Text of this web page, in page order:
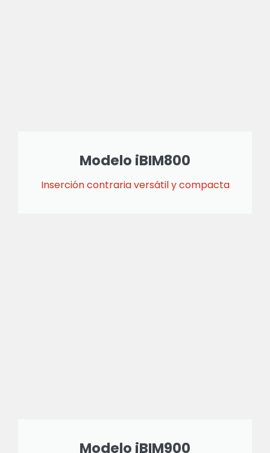
Modelo iBIM800
Inserción contraria versátil y compacta
Modelo iBIM900